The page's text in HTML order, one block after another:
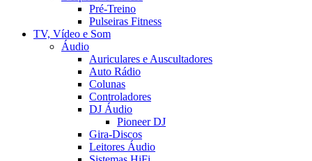
Pré-Treino
Pulseiras Fitness
TV, Vídeo e Som
Áudio
Auriculares e Auscultadores
Auto Rádio
Colunas
Controladores
DJ Áudio
Pioneer DJ
Gira-Discos
Leitores Áudio